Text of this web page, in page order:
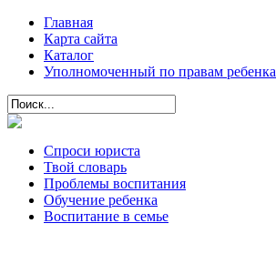
Главная
Карта сайта
Каталог
Уполномоченный по правам ребенка
Спроси юриста
Твой словарь
Проблемы воспитания
Обучение ребенка
Воспитание в семье